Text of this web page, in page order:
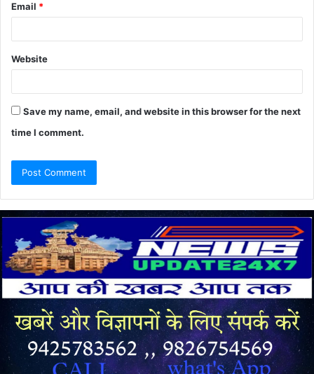
Email *
Website
Save my name, email, and website in this browser for the next
time I comment.